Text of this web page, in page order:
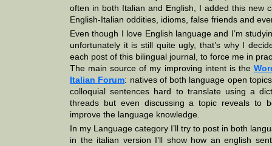
often in both Italian and English, I added this new
English-Italian oddities, idioms, false friends and
Even though I love English language and I’m
unfortunately it is still quite ugly, that’s why I
each post of this bilingual journal, to force me in
The main source of my improving intent is the
Italian Forum: natives of both language open
colloquial sentences hard to translate using a
threads but even discussing a topic reveals to
improve the language knowledge.
In my Language category I’ll try to post in both
in the italian version I’ll show how an english